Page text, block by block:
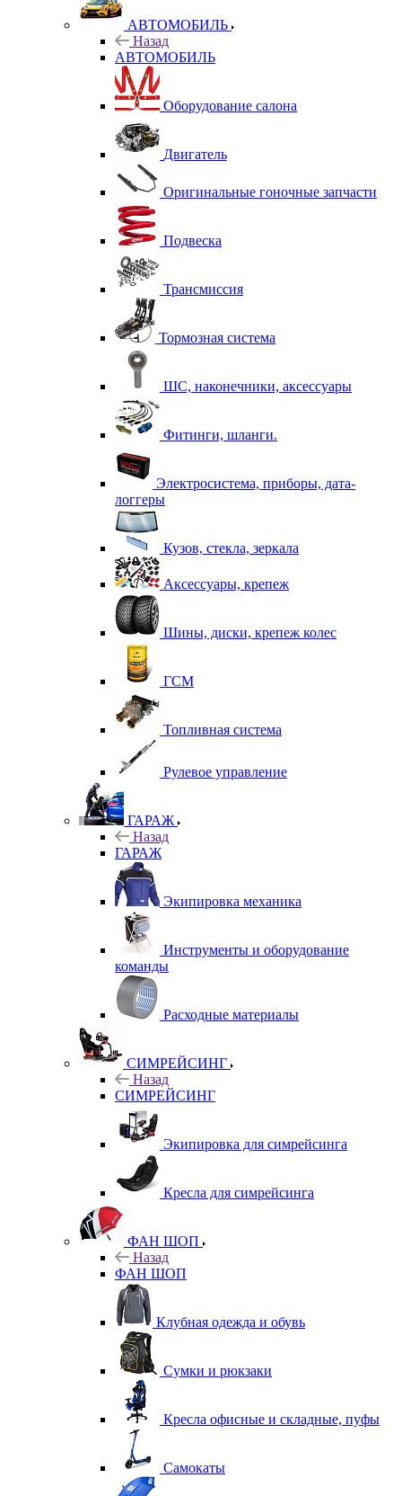
АВТОМОБИЛЬ
Назад
АВТОМОБИЛЬ
Оборудование салона
Двигатель
Оригинальные гоночные запчасти
Подвеска
Трансмиссия
Тормозная система
ШС, наконечники, аксессуары
Фитинги, шланги.
Электросистема, приборы, дата-
логгеры
Кузов, стекла, зеркала
Аксессуары, крепеж
Шины, диски, крепеж колес
ГСМ
Топливная система
Рулевое управление
ГАРАЖ
Назад
ГАРАЖ
Экипировка механика
Инструменты и оборудование
команды
Расходные материалы
СИМРЕЙСИНГ
Назад
СИМРЕЙСИНГ
Экипировка для симрейсинга
Кресла для симрейсинга
ФАН ШОП
Назад
ФАН ШОП
Клубная одежда и обувь
Сумки и рюкзаки
Кресла офисные и складные, пуфы
Самокаты